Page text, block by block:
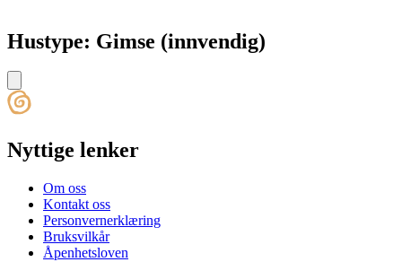
Hustype: Gimse (innvendig)
Nyttige lenker
Om oss
Kontakt oss
Personvernerklæring
Bruksvilkår
Åpenhetsloven